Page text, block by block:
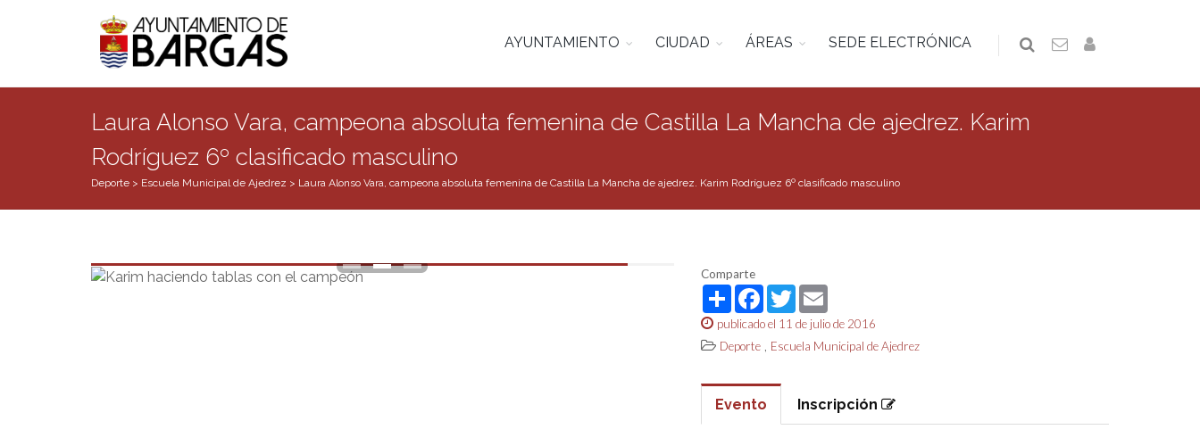
AYUNTAMIENTO CIUDAD ÁREAS SEDE ELECTRÓNICA
Laura Alonso Vara, campeona absoluta femenina de Castilla La Mancha de ajedrez. Karim
Rodríguez 6º clasificado masculino
Deporte > Escuela Municipal de Ajedrez > Laura Alonso Vara, campeona absoluta femenina de Castilla La Mancha de ajedrez. Karim Rodríguez 6º clasificado masculino
Comparte
ShareFacebook
TwitterEmail
publicado el 11 de julio de 2016
Deporte , Escuela Municipal de Ajedrez
Evento Inscripción